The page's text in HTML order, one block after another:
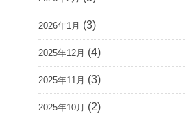
2026年1月 (3)
2025年12月 (4)
2025年11月 (3)
2025年10月 (2)